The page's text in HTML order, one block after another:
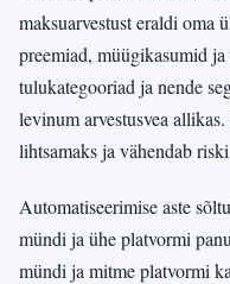
maksuarvestust eraldi oma
preemiad, müügikasumid
tulukategooriad ja nende
levinum arvestusvea
lihtsamaks ja vähendab
Automatiseerimise aste
mündi ja ühe platvormi
mündi ja mitme platvormi